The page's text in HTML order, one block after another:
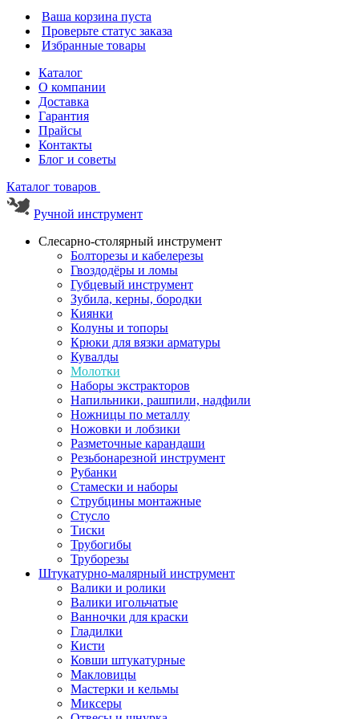
Ваша корзина пуста
Проверьте статус заказа
Избранные товары
Каталог
О компании
Доставка
Гарантия
Прайсы
Контакты
Блог и советы
Каталог товаров
Ручной инструмент
Слесарно-столярный инструмент
Болторезы и кабелерезы
Гвоздодёры и ломы
Губцевый инструмент
Зубила, керны, бородки
Киянки
Колуны и топоры
Крюки для вязки арматуры
Кувалды
Молотки
Наборы экстракторов
Напильники, рашпили, надфили
Ножницы по металлу
Ножовки и лобзики
Разметочные карандаши
Резьбонарезной инструмент
Рубанки
Стамески и наборы
Струбцины монтажные
Стусло
Тиски
Трубогибы
Труборезы
Штукатурно-малярный инструмент
Валики и ролики
Валики игольчатые
Ванночки для краски
Гладилки
Кисти
Ковши штукатурные
Макловицы
Мастерки и кельмы
Миксеры